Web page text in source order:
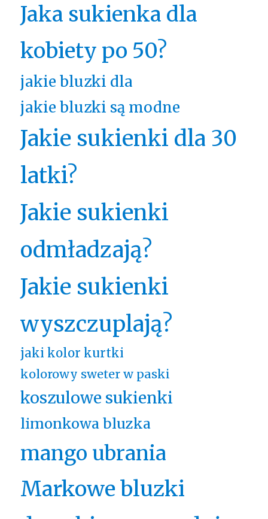
Jaka sukienka dla
kobiety po 50?
jakie bluzki dla
jakie bluzki są modne
Jakie sukienki dla 30
latki?
Jakie sukienki
odmładzają?
Jakie sukienki
wyszczuplają?
jaki kolor kurtki
kolorowy sweter w paski
koszulowe sukienki
limonkowa bluzka
mango ubrania
Markowe bluzki